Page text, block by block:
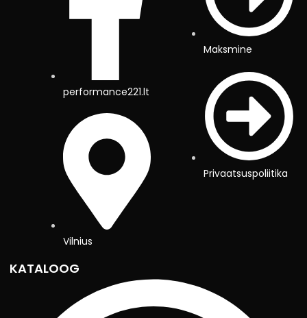
performance221.lt
Vilnius
Maksmine
Privaatsuspoliitika
KATALOOG